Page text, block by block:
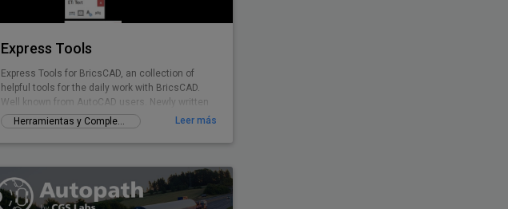
Express Tools
Express Tools for BricsCAD, an collection of
helpful tools for the daily work with BricsCAD.
Well known from AutoCAD users. Newly written
for BricsCAD now.
Herramientas y Complementos gratuitos Leer más